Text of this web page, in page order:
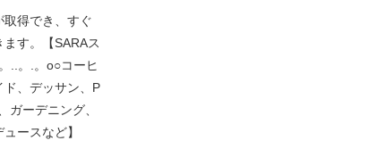
得でき、すぐ
す。【SARAス
..。.。o○コーヒ
ド、デッサン、P
ガーデニング、
ースなど】